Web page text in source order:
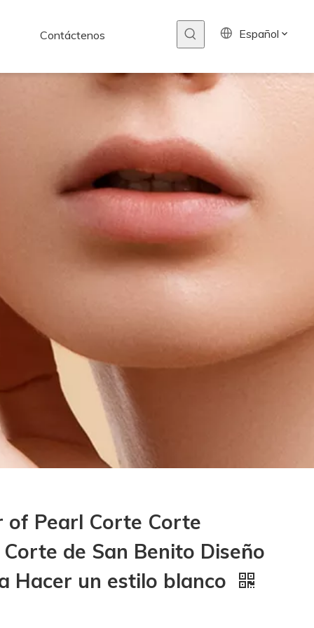
Contáctenos Español
of Pearl Corte Corte
de San Benito Diseño
Hacer un estilo blanco